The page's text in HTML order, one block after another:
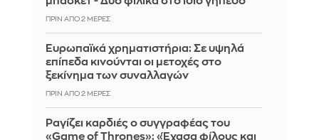
ΠΡΙΝ ΑΠΌ 2 ΜΈΡΕΣ
Ευρωπαϊκά χρηματιστήρια: Σε υψηλά
επίπεδα κινούνται οι μετοχές στο
ξεκίνημα των συναλλαγών
ΠΡΙΝ ΑΠΌ 2 ΜΈΡΕΣ
Ραγίζει καρδιές ο συγγραφέας του
«Game of Thrones»: «Έχασα φίλους και